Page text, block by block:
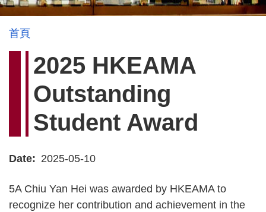
導
航
首頁
2025 HKEAMA
Outstanding
Student Award
Date 2025-05-10
5A Chiu Yan Hei was awarded by HKEAMA to
recognize her contribution and achievement in the